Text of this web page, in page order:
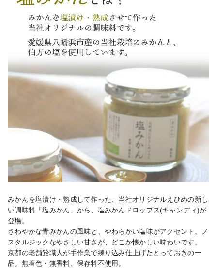
みかんを塩漬け・熟成して作った、当社オリジナルえひめの新し
い調味料「塩みかん」から、塩みかんドロップス(キャンディ)が
登場。
さわやかな青みかんの風味と、やわらかい塩味がアクセント。ノ
スタルジックなやさしい甘さが、どこか懐かしい味わいです。
京都の老舗飴職人が手作業で練り込み仕上げたとっておきの一
品。無着色・無香料、保存料不使用。